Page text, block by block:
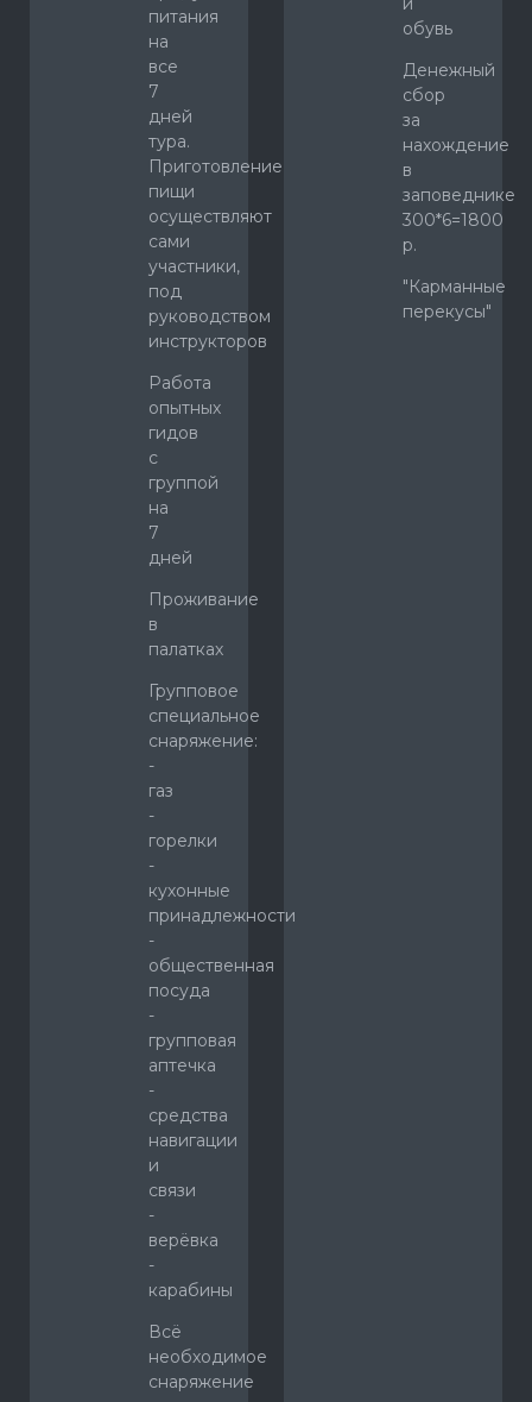
питания
на
все
7
дней
тура.
Приготовление
пищи
осуществляют
сами
участники,
под
руководством
инструкторов
Работа
опытных
гидов
с
группой
на
7
дней
Проживание
в
палатках
Групповое
специальное
снаряжение:
-
газ
-
горелки
-
кухонные
принадлежности
-
общественная
посуда
-
групповая
аптечка
-
средства
навигации
и
связи
-
верёвка
-
карабины
Всё
необходимое
снаряжение
обувь
Денежный
сбор
за
нахождение
в
заповеднике
300*6=1800
р.
"Карманные
перекусы"